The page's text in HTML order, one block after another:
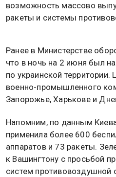
возможность массово
ракеты и системы
Ранее в Министерстве
что в ночь на 2 июня был
по украинской
военно-промышленного
Запорожье, Харькове и
Напомним, по данным
применила более 600
аппаратов и 73 ракеты.
к Вашингтону с просьбой
систем